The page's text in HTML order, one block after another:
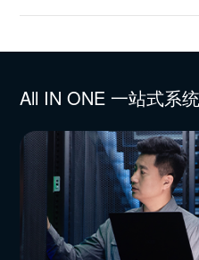
All IN ONE 一站式系